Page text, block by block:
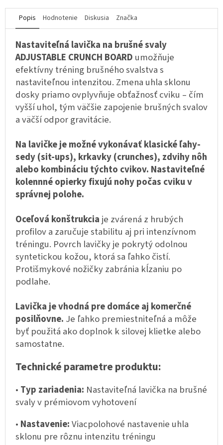
Popis Hodnotenie Diskusia Značka
Nastaviteľná lavička na brušné svaly
ADJUSTABLE CRUNCH BOARD umožňuje
efektívny tréning brušného svalstva s
nastaviteľnou intenzitou. Zmena uhla sklonu
dosky priamo ovplyvňuje obťažnosť cviku – čím
vyšší uhol, tým väčšie zapojenie brušných svalov
a väčší odpor gravitácie.
Na lavičke je možné vykonávať klasické ľahy-
sedy (sit-ups), krkavky (crunches), zdvihy nôh
alebo kombináciu týchto cvikov. Nastaviteľné
kolennné opierky fixujú nohy počas cviku v
správnej polohe.
Oceľová konštrukcia je zvárená z hrubých
profilov a zaručuje stabilitu aj pri intenzívnom
tréningu. Povrch lavičky je pokrytý odolnou
syntetickou kožou, ktorá sa ľahko čistí.
Protišmykové nožičky zabránia kĺzaniu po
podlahe.
Lavička je vhodná pre domáce aj komerčné
posilňovne. Je ľahko premiestniteľná a môže
byť použitá ako doplnok k silovej klietke alebo
samostatne.
Technické parametre produktu:
• Typ zariadenia: Nastaviteľná lavička na brušné
svaly v prémiovom vyhotovení
• Nastavenie:Viacpolohové nastavenie uhla
sklonu pre rôznu intenzitu tréningu